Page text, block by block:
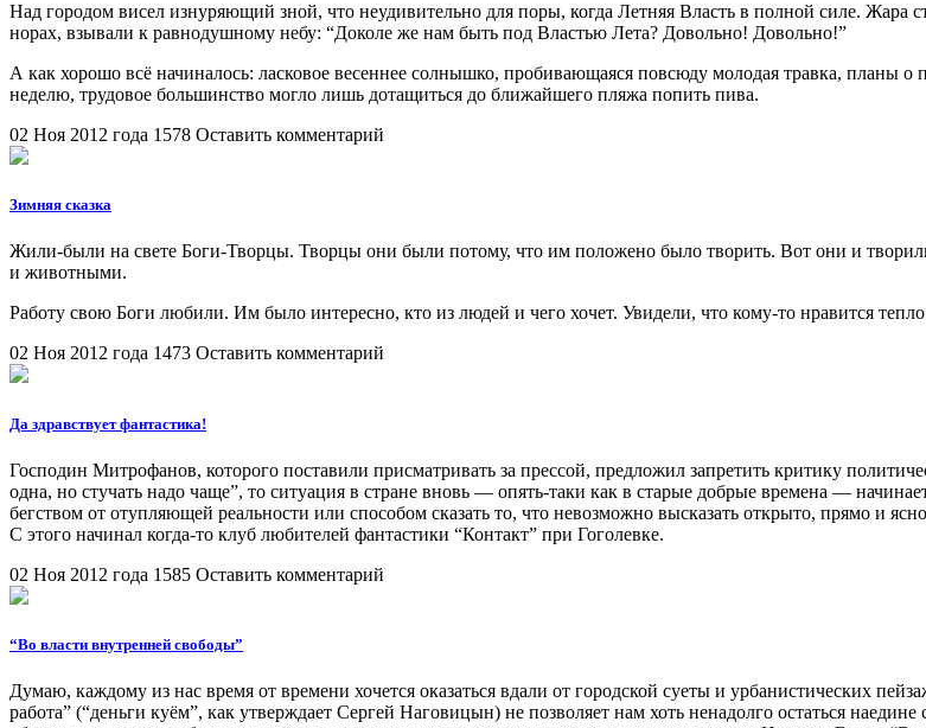
Над городом висел изнуряющий зной, что неудивительно для поры, когда Летняя Власть в полной силе.
норах, взывали к равнодушному небу: “Доколе же нам быть под Властью Лета? Довольно! Довольно!”
А как хорошо всё начиналось: ласковое весеннее солнышко, пробивающаяся повсюду молодая травка, планы
неделю, трудовое большинство могло лишь дотащиться до ближайшего пляжа попить пива.
02 Ноя 2012 года 1578 Оставить комментарий
Зимняя сказка
Жили-были на свете Боги-Творцы. Творцы они были потому, что им положено было творить. Вот они и
и животными.
Работу свою Боги любили. Им было интересно, кто из людей и чего хочет. Увидели, что кому-то нравится
02 Ноя 2012 года 1473 Оставить комментарий
Да здравствует фантастика!
Господин Митрофанов, которого поставили присматривать за прессой, предложил запретить критику
одна, но стучать надо чаще”, то ситуация в стране вновь — опять-таки как в старые добрые времена —
бегством от отупляющей реальности или способом сказать то, что невозможно высказать открыто, прямо и
С этого начинал когда-то клуб любителей фантастики “Контакт” при Гоголевке.
02 Ноя 2012 года 1585 Оставить комментарий
“Во власти внутренней свободы”
Думаю, каждому из нас время от времени хочется оказаться вдали от городской суеты и урбанистических
работа” (“деньги куём”, как утверждает Сергей Наговицын) не позволяет нам хоть ненадолго остаться